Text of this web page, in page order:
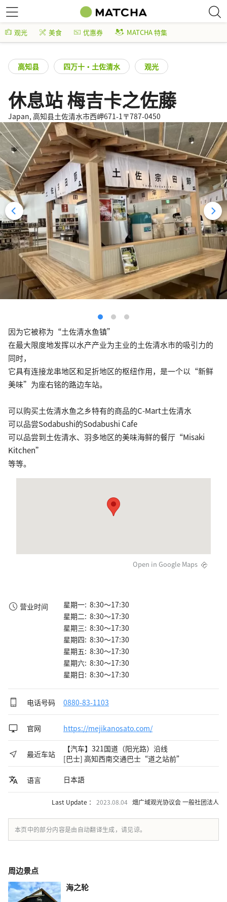
观光 美食 优惠券 MATCHA 特集
高知县 四万十・土佐清水 观光
休息站 梅吉卡之佐藤
Japan, 高知县土佐清水市西岬671-1〒787-0450
因为它被称为“土佐清水鱼镇”
在最大限度地发挥以水产产业为主业的土佐清水市的吸引力的
同时，
它具有连接龙串地区和足折地区的枢纽作用，是一个以“新鲜
美味”为座右铭的路边车站。
可以购买土佐清水鱼之乡特有的商品的C-Mart土佐清水
可以品尝Sodabushi的Sodabushi Cafe
可以品尝到土佐清水、羽多地区的美味海鲜的餐厅“Misaki
Kitchen”
等等。
Open in Google Maps
营业时间
星期一: 8:30～17:30
星期二: 8:30～17:30
星期三: 8:30～17:30
星期四: 8:30～17:30
星期五: 8:30～17:30
星期六: 8:30～17:30
星期日: 8:30～17:30
电话号码 0880-83-1103
官网 https://mejikanosato.com/
最近车站
【汽车】321国道（阳光路）沿线
[巴士] 高知西南交通巴士“道之站前”
语言 日本語
Last Update ： 2023.08.04 畑广域观光协议会 一般社团法人
本页中的部分内容是由自动翻译生成，请见谅。
周边景点
海之轮